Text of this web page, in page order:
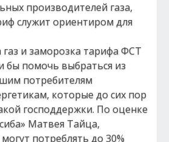
производителей газа,
служит ориентиром для
и заморозка тарифа ФСТ
бы помочь выбраться из
потребителям
которые до сих пор
господдержки. По оценке
Матвея Тайца,
потреблять до 30%